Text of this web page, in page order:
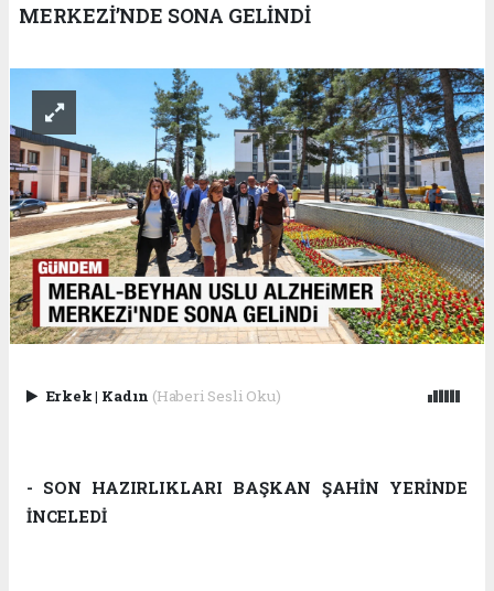
MERKEZİ’NDE SONA GELİNDİ
Erkek| Kadın (Haberi Sesli Oku)
- SON HAZIRLIKLARI BAŞKAN ŞAHİN YERİNDE
İNCELEDİ